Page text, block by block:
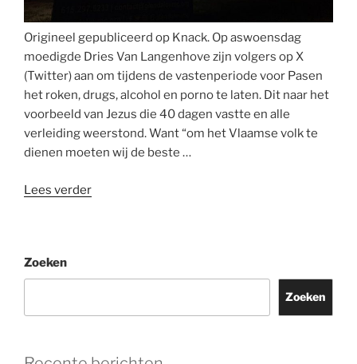
Origineel gepubliceerd op Knack. Op aswoensdag
moedigde Dries Van Langenhove zijn volgers op X
(Twitter) aan om tijdens de vastenperiode voor Pasen
het roken, drugs, alcohol en porno te laten. Dit naar het
voorbeeld van Jezus die 40 dagen vastte en alle
verleiding weerstond. Want “om het Vlaamse volk te
dienen moeten wij de beste …
Lees verder“‘Pasen
Zoeken
Zoeken